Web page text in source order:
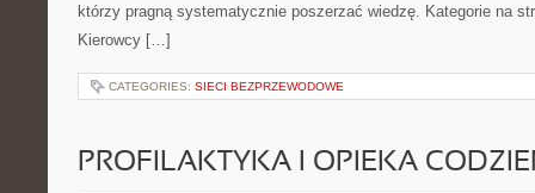
którzy pragną systematycznie poszerzać wiedzę. Kategorie na
Kierowcy […]
CATEGORIES: SIECI BEZPRZEWODOWE
PROFILAKTYKA I OPIEKA